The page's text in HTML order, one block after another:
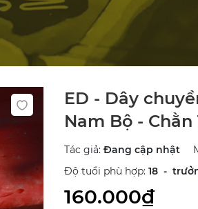
ED - Dây
Nam Bộ - Chằn
Tác giả: Đang cập nhật
Độ tuổi phù hợp: 18 -
160.000₫